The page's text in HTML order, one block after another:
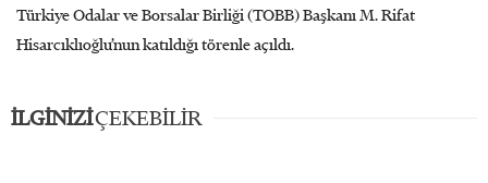
Türkiye Odalar ve Borsalar Birliği (TOBB) Başkanı M. Rifat
Hisarcıklıoğlu’nun katıldığı törenle açıldı.
İLGİNİZİÇEKEBİLİR